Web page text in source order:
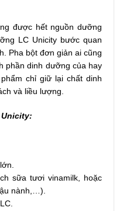
được hết nguồn dưỡng
LC Unicity bước quan
Pha bột đơn giản ai cũng
phần dinh dưỡng của hay
chỉ giữ lại chất dinh
và liều lượng.
sữa tươi vinamilk, hoặc
nành,…).